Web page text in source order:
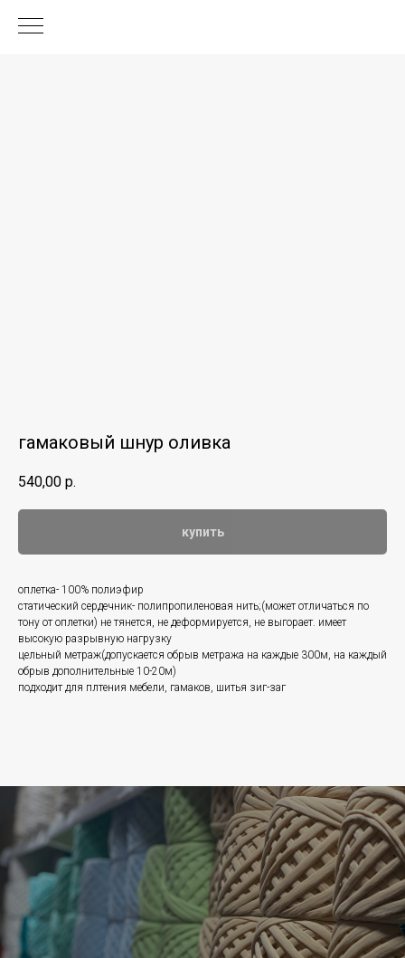
гамаковый шнур оливка
540,00 р.
купить
оплетка- 100% полиэфир
статический сердечник- полипропиленовая нить;(может отличаться по
тону от оплетки) не тянется, не деформируется, не выгорает. имеет
высокую разрывную нагрузку
цельный метраж(допускается обрыв метража на каждые 300м, на каждый
обрыв дополнительные 10-20м)
подходит для плтения мебели, гамаков, шитья зиг-заг